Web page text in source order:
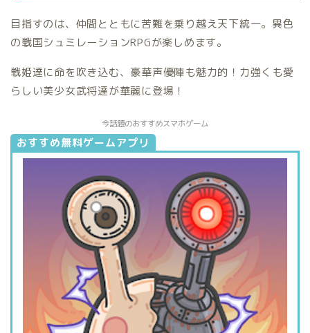
目指すのは、仲間とともに苦難を乗り越え天下統一。異色
の戦国シュミレーションRPGが楽しめます。
戦姫達に命を吹き込む、豪華声優陣も魅力的！力強くも愛
らしい美少女武将達が華麗に登場！
今話題のおすすめスマホゲーム
おすすめ無料ゲームアプリ